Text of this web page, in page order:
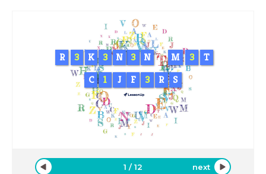
3
C
1 J F 3 R S
3 K M
3 3 T
R N
N
Week van Lezen en Schrijven
1 /12 next